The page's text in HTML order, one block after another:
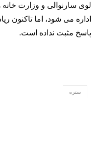
لوی سارنوالی و وزارت
اداره می شود، اما تاکنون
پاسخ مثبت نداده است.
ستره